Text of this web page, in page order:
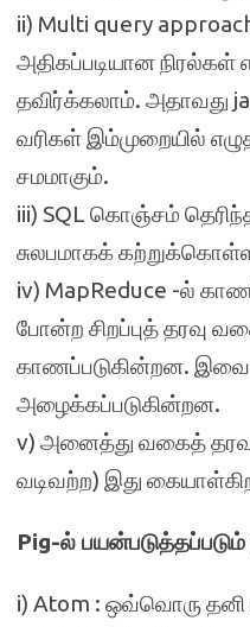
ii) Multi query
அதிகப்படியான நிரல்கள்
தவிர்க்கலாம். அதாவது
வரிகள் இம்முறையில்
சமமாகும்.
iii) SQL கொஞ்சம்
சுலபமாகக் கற்றுக்கொள்ள
iv) MapReduce -ல்
போன்ற சிறப்புத் தரவு
காணப்படுகின்றன. இவை
அழைக்கப்படுகின்றன.
v) அனைத்து வகைத்
வடிவற்ற) இது
Pig-ல்
i) Atom : ஒவ்வொரு தனி